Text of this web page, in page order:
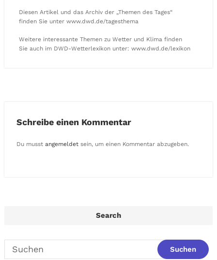
Diesen Artikel und das Archiv der „Themen des Tages“
finden Sie unter www.dwd.de/tagesthema
Weitere interessante Themen zu Wetter und Klima finden
Sie auch im DWD-Wetterlexikon unter: www.dwd.de/lexikon
Schreibe einen Kommentar
Du musst angemeldet sein, um einen Kommentar abzugeben.
Search